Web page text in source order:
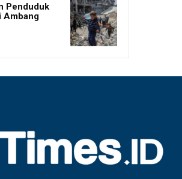
Penduduk
Ambang